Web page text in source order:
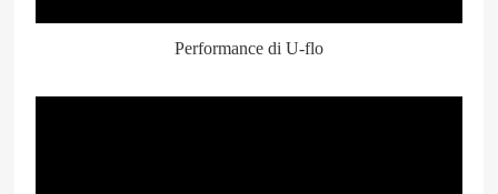
Performance di U-flo